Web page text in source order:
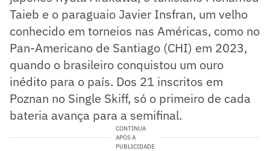
Taieb e o paraguaio Javier Insfran, um velho
conhecido em torneios nas Américas, como no
Pan-Americano de Santiago (CHI) em 2023,
quando o brasileiro conquistou um ouro
inédito para o país. Dos 21 inscritos em
Poznan no Single Skiff, só o primeiro de cada
bateria avança para a semifinal.
CONTINUA
APÓS A
PUBLICIDADE